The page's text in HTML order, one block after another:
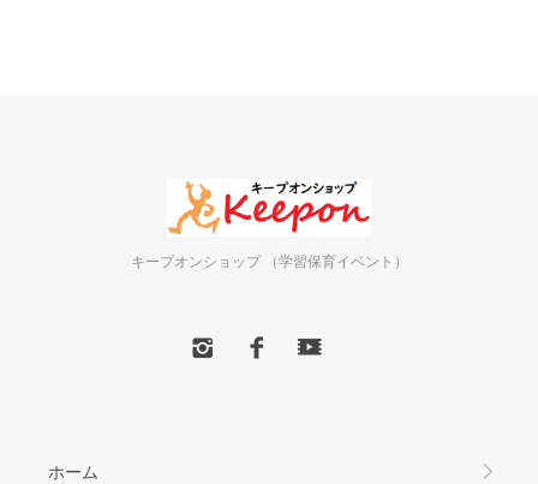
キープオンショップ （学習保育イベント）
ホーム